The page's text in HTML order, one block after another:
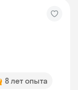
8 лет опыта